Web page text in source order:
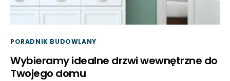
PORADNIK BUDOWLANY
Wybieramy idealne drzwi wewnętrzne do
Twojego domu